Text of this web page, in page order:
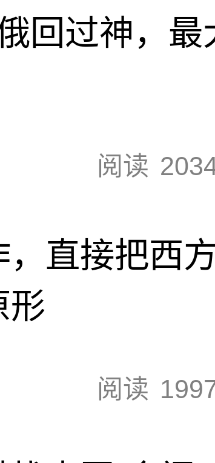
回过神，最
阅读
直接把西
形
阅读